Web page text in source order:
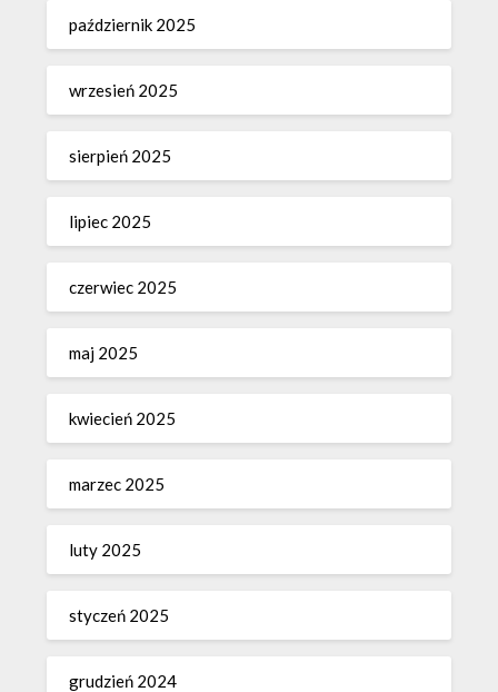
październik 2025
wrzesień 2025
sierpień 2025
lipiec 2025
czerwiec 2025
maj 2025
kwiecień 2025
marzec 2025
luty 2025
styczeń 2025
grudzień 2024